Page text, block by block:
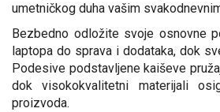
umetničkog duha vašim
Bezbedno odložite svoje osnovne
laptopa do sprava i dodataka, dok
Podesive podstavljene kaiševe
dok visokokvalitetni materijali
proizvoda.